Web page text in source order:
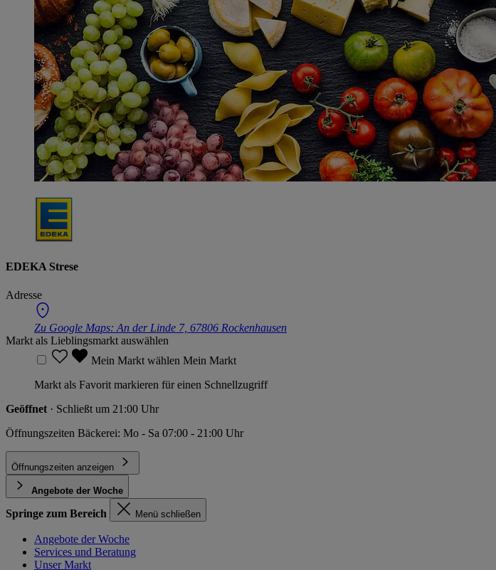
EDEKA Strese
Adresse
Zu Google Maps: An der Linde 7, 67806 Rockenhausen
Markt als Lieblingsmarkt auswählen
Mein Markt wählen Mein Markt
Markt als Favorit markieren für einen Schnellzugriff
Geöffnet · Schließt um 21:00 Uhr
Öffnungszeiten Bäckerei: Mo - Sa 07:00 - 21:00 Uhr
Öffnungszeiten anzeigen
Angebote der Woche
Springe zum Bereich Menü schließen
Angebote der Woche
Services und Beratung
Unser Markt